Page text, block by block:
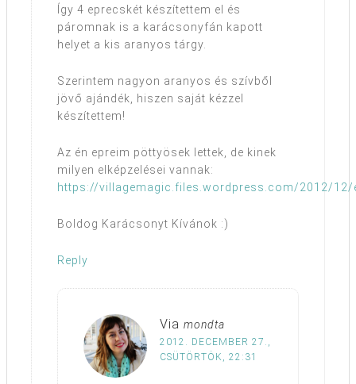
Így 4 eprecskét készítettem el és
páromnak is a karácsonyfán kapott
helyet a kis aranyos tárgy.
Szerintem nagyon aranyos és szívből
jövő ajándék, hiszen saját kézzel
készítettem!
Az én epreim pöttyösek lettek, de kinek
milyen elképzelései vannak:
https://villagemagic.files.wordpress.com/2012/12/
Boldog Karácsonyt Kívánok :)
Reply
Via mondta
2012. DECEMBER 27.,
CSÜTÖRTÖK, 22:31